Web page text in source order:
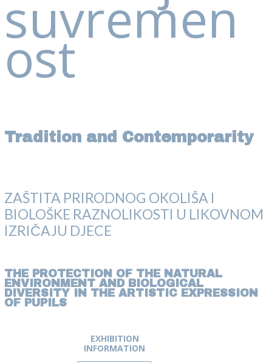
suvremen
ost
Tradition and Contemporarity
ZAŠTITA PRIRODNOG OKOLIŠA I
BIOLOŠKE RAZNOLIKOSTI U LIKOVNOM
IZRIČAJU DJECE
THE PROTECTION OF THE NATURAL
ENVIRONMENT AND BIOLOGICAL
DIVERSITY IN THE ARTISTIC EXPRESSION
OF PUPILS
EXHIBITION
INFORMATION